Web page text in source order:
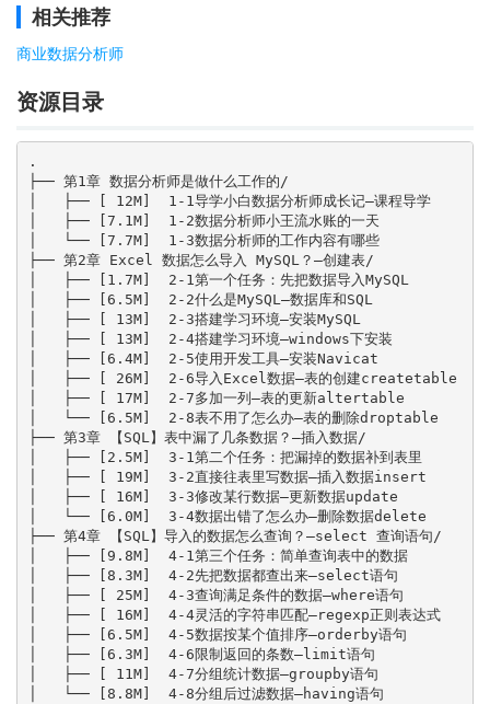
相关推荐
商业数据分析师
资源目录
.
├── 第1章 数据分析师是做什么工作的/
│   ├── [ 12M]  1-1导学小白数据分析师成长记—课程导学
│   ├── [7.1M]  1-2数据分析师小王流水账的一天
│   └── [7.7M]  1-3数据分析师的工作内容有哪些
├── 第2章 Excel 数据怎么导入 MySQL？—创建表/
│   ├── [1.7M]  2-1第一个任务：先把数据导入MySQL
│   ├── [6.5M]  2-2什么是MySQL—数据库和SQL
│   ├── [ 13M]  2-3搭建学习环境—安装MySQL
│   ├── [ 13M]  2-4搭建学习环境—windows下安装
│   ├── [6.4M]  2-5使用开发工具—安装Navicat
│   ├── [ 26M]  2-6导入Excel数据—表的创建createtable
│   ├── [ 17M]  2-7多加一列—表的更新altertable
│   └── [6.5M]  2-8表不用了怎么办—表的删除droptable
├── 第3章 【SQL】表中漏了几条数据？—插入数据/
│   ├── [2.5M]  3-1第二个任务：把漏掉的数据补到表里
│   ├── [ 19M]  3-2直接往表里写数据—插入数据insert
│   ├── [ 16M]  3-3修改某行数据—更新数据update
│   └── [6.0M]  3-4数据出错了怎么办—删除数据delete
├── 第4章 【SQL】导入的数据怎么查询？—select 查询语句/
│   ├── [9.8M]  4-1第三个任务：简单查询表中的数据
│   ├── [8.3M]  4-2先把数据都查出来—select语句
│   ├── [ 25M]  4-3查询满足条件的数据—where语句
│   ├── [ 16M]  4-4灵活的字符串匹配—regexp正则表达式
│   ├── [6.5M]  4-5数据按某个值排序—orderby语句
│   ├── [6.3M]  4-6限制返回的条数—limit语句
│   ├── [ 11M]  4-7分组统计数据—groupby语句
│   └── [8.8M]  4-8分组后过滤数据—having语句